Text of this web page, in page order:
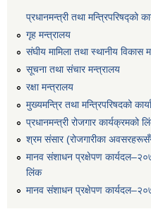
प्रधानमन्त्री तथा मन्त्रिपरिषद्को
गृह मन्त्रालय
संघीय मामिला तथा स्थानीय विकास
सूचना तथा संचार मन्त्रालय
रक्षा मन्त्रालय
मुख्यमन्त्रि तथा मन्त्रिपरिषदको
प्रधानमन्त्री रोजगार कार्यक्रमको
श्रम संसार (रोजगारीका
मानव संशाधन प्रक्षेपण
लिंक
मानव संशाधन प्रक्षेपण